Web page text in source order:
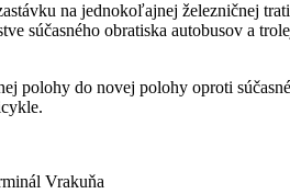
na jednokoľajnej železničnej
súčasného obratiska autobusov a
polohy do novej polohy oproti